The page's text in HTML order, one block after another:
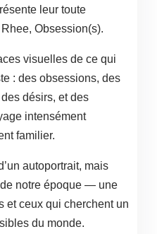
leur toute
Obsession(s).
visuelles de ce qui
: des obsessions, des
désirs, et des
intensément
familier.
autoportrait, mais
notre époque — une
et ceux qui cherchent un
du monde.